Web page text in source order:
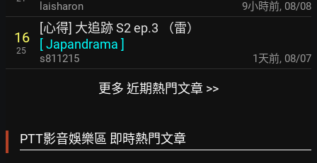
laisharon 9小時前, 08/08
16
25
[心得] 大追跡 S2 ep.3 （雷）
[Japandrama ]
s811215 1天前, 08/07
更多 近期熱門文章 >>
PTT影音娛樂區 即時熱門文章